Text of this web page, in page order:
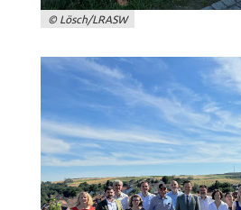
© Lösch/LRASW
_pk_ses
Name:
_pk_ses
Anbieter:
Landratsamt Schweinfurt
Zweck:
Kurzzeitiges Cookie, um
Besuchs zu speichern.